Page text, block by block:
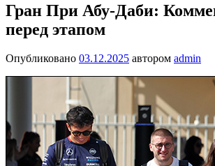
Гран При Абу-Даби:
перед этапом
Опубликовано 03.12.2025 автором admin